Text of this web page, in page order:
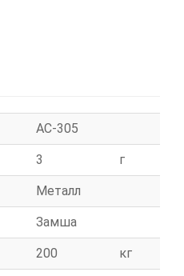
АС-305
3 г
Металл
Замша
200 кг